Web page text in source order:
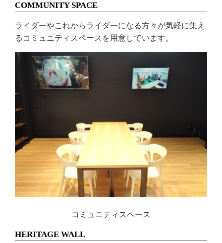
COMMUNITY SPACE
ライダーやこれからライダーになる方々が気軽に集え
るコミュニティスペースを用意しています。
コミュニティスペース
HERITAGE WALL